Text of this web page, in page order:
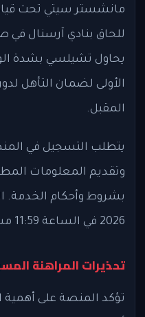
مانشستر سيتي تحت
للحاق بنادي آرسنال في
يحاول تشيلسي بشدة
الأولى لضمان التأهل
المقبل.
يتطلب التسجيل في
وتقديم المعلومات
2026 في الساعة 11:59 مساءً بالتوقيت الشرقي.
تحذيرات المراهنة
تؤكد المنصة على أهمية